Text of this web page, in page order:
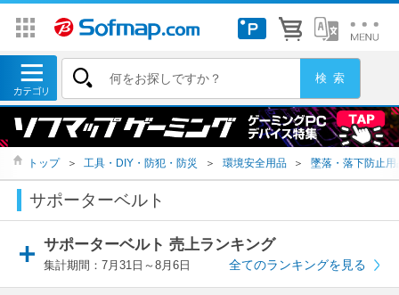
トップ ＞ 工具・DIY・防犯・防災 ＞ 環境安全用品 ＞ 墜落・落下防止用
サポーターベルト
サポーターベルト 売上ランキング
集計期間：7月31日～8月6日 全てのランキングを見る